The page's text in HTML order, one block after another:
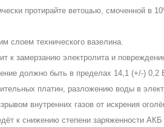
протирайте ветошью, смоченной в
технического вазелина.
к замерзанию электролита и
должно быть в пределах 14,1 (+/-)
платин, разложению воды в
внутренних газов от искрения
к снижению степени заряженности АКБ